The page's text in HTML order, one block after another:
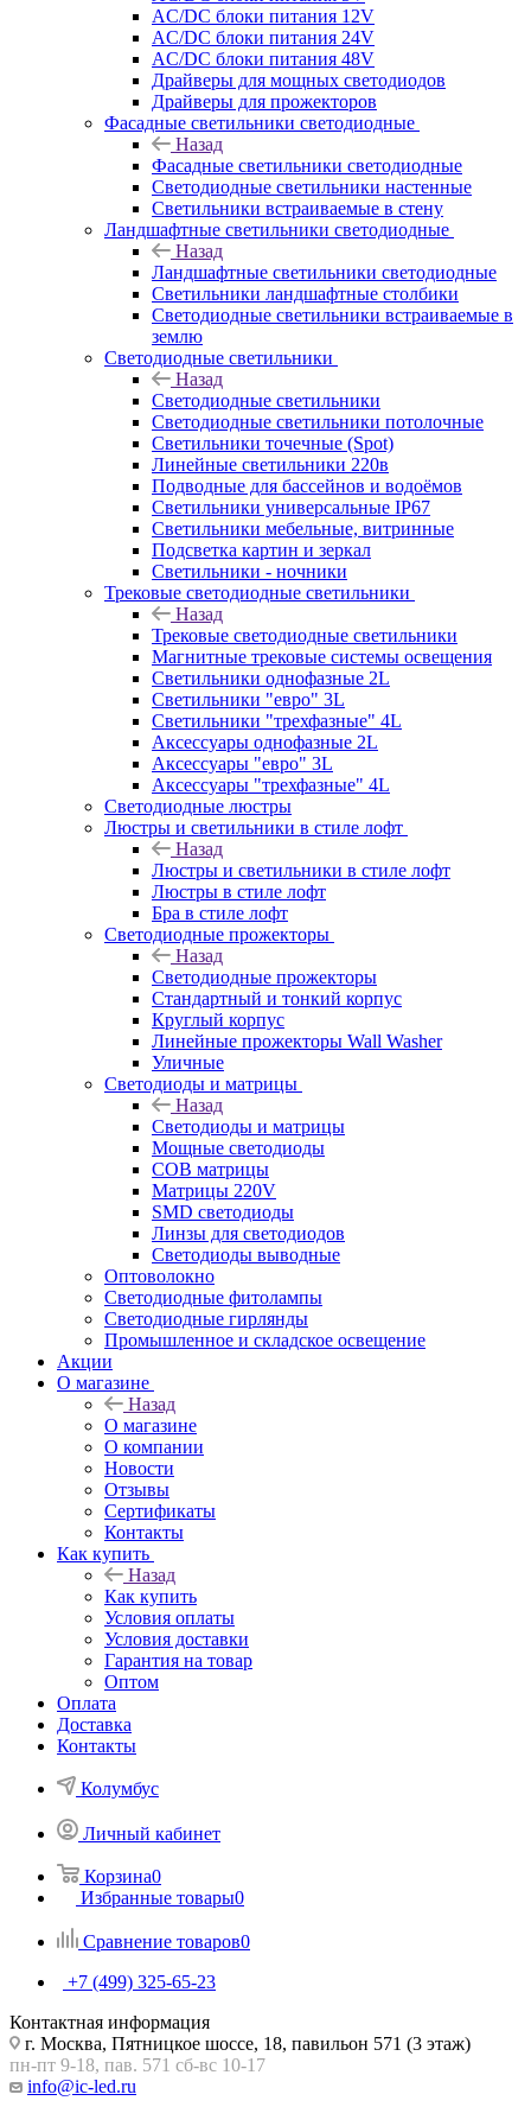
AC/DC блоки питания 12V
AC/DC блоки питания 24V
AC/DC блоки питания 48V
Драйверы для мощных светодиодов
Драйверы для прожекторов
Фасадные светильники светодиодные
Назад
Фасадные светильники светодиодные
Светодиодные светильники настенные
Светильники встраиваемые в стену
Ландшафтные светильники светодиодные
Назад
Ландшафтные светильники светодиодные
Светильники ландшафтные столбики
Светодиодные светильники встраиваемые в
землю
Светодиодные светильники
Назад
Светодиодные светильники
Светодиодные светильники потолочные
Светильники точечные (Spot)
Линейные светильники 220в
Подводные для бассейнов и водоёмов
Светильники универсальные IP67
Светильники мебельные, витринные
Подсветка картин и зеркал
Светильники - ночники
Трековые светодиодные светильники
Назад
Трековые светодиодные светильники
Магнитные трековые системы освещения
Светильники однофазные 2L
Светильники "евро" 3L
Светильники "трехфазные" 4L
Аксессуары однофазные 2L
Аксессуары "евро" 3L
Аксессуары "трехфазные" 4L
Светодиодные люстры
Люстры и светильники в стиле лофт
Назад
Люстры и светильники в стиле лофт
Люстры в стиле лофт
Бра в стиле лофт
Светодиодные прожекторы
Назад
Светодиодные прожекторы
Стандартный и тонкий корпус
Круглый корпус
Линейные прожекторы Wall Washer
Уличные
Светодиоды и матрицы
Назад
Светодиоды и матрицы
Мощные светодиоды
COB матрицы
Матрицы 220V
SMD светодиоды
Линзы для светодиодов
Светодиоды выводные
Оптоволокно
Светодиодные фитолампы
Светодиодные гирлянды
Промышленное и складское освещение
Акции
О магазине
Назад
О магазине
О компании
Новости
Отзывы
Сертификаты
Контакты
Как купить
Назад
Как купить
Условия оплаты
Условия доставки
Гарантия на товар
Оптом
Оплата
Доставка
Контакты
Колумбус
Личный кабинет
Корзина0
Избранные товары0
Сравнение товаров0
+7 (499) 325-65-23
Контактная информация
г. Москва, Пятницкое шоссе, 18, павильон 571 (3 этаж)
пн-пт 9-18, пав. 571 сб-вс 10-17
info@ic-led.ru